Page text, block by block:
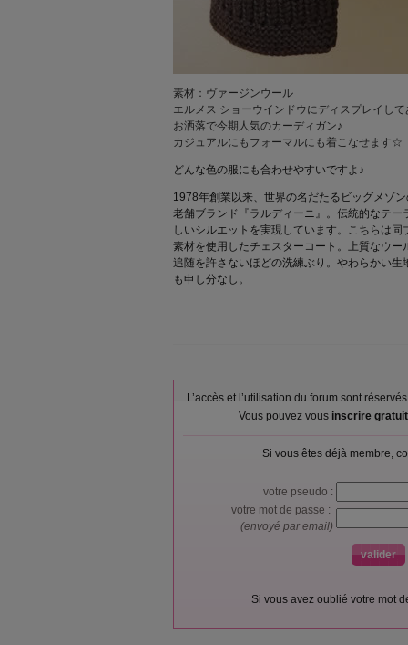
素材：ヴァージンウール
エルメス ショーウインドウにディスプレイして
お洒落で今期人気のカーディガン♪
カジュアルにもフォーマルにも着こなせます☆
どんな色の服にも合わせやすいですよ♪
1978年創業以来、世界の名だたるビッグメゾ
老舗ブランド『ラルディーニ』。伝統的なテ
しいシルエットを実現しています。こちらは
素材を使用したチェスターコート。上質なウ
追随を許さないほどの洗練ぶり。やわらかい
も申し分なし。
L’accès et l’utilisation du forum sont
Vous pouvez vous inscrire
Si vous êtes déjà membre,
votre pseudo :
votre mot de passe :
(envoyé par email)
Si vous avez oublié votre mot